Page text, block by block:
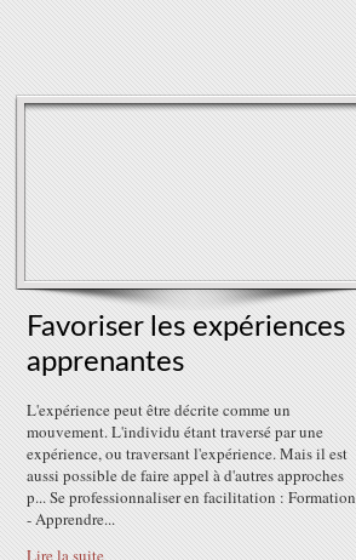
Favoriser les expériences
apprenantes
L'expérience peut être décrite comme un
mouvement. L'individu étant traversé par une
expérience, ou traversant l'expérience. Mais il est
aussi possible de faire appel à d'autres approches
p... Se professionnaliser en facilitation : Formation
- Apprendre...
Lire la suite